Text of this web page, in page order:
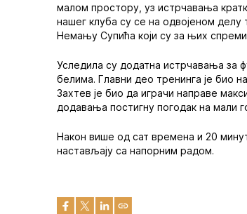
малом простору, уз истрчавања
нашег клуба су се на одвојеном
Немању Супића који су за њих
Уследила су додатна истрчавања за
белима. Главни део тренинга је био
Захтев је био да играчи направе
додавања постигну погодак на мали
Након више од сат времена и 20
настављају са напорним радом.